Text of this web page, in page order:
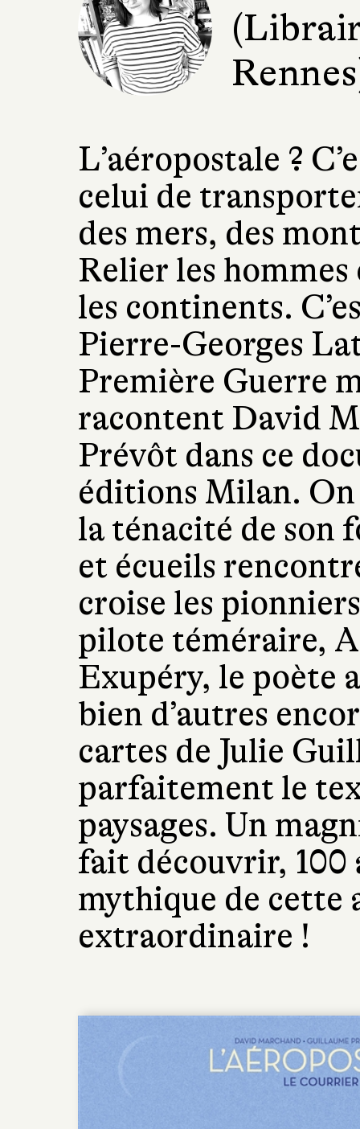
L’aéropostale ?
celui de
des mers, des
Relier les
les continents.
Pierre-Georges
Première Guerre
racontent David
Prévôt dans ce
éditions Milan. On
la ténacité de son
et écueils
croise les
pilote téméraire,
Exupéry, le poète
bien d’autres
cartes de Julie
parfaitement le
paysages. Un
fait découvrir, 100
mythique de cette
extraordinaire !